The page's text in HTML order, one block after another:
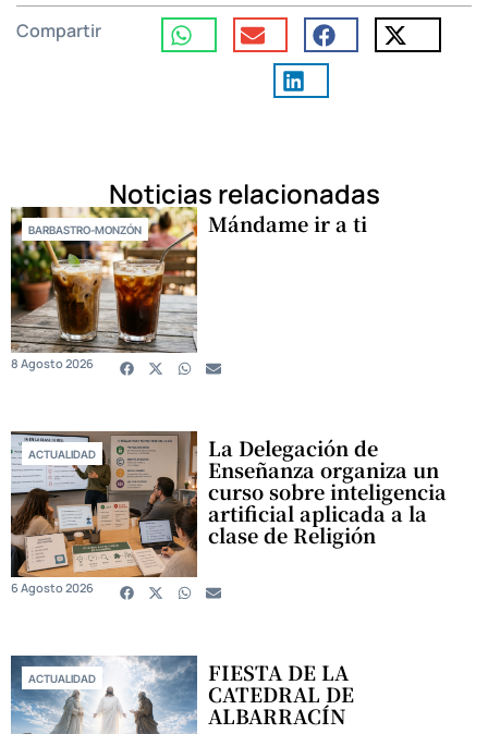
Compartir
Noticias relacionadas
BARBASTRO-MONZÓN Mándame ir a ti
8 Agosto 2026
ACTUALIDAD La Delegación de
Enseñanza organiza un
curso sobre inteligencia
artificial aplicada a la
clase de Religión
6 Agosto 2026
ACTUALIDAD FIESTA DE LA
CATEDRAL DE
ALBARRACÍN